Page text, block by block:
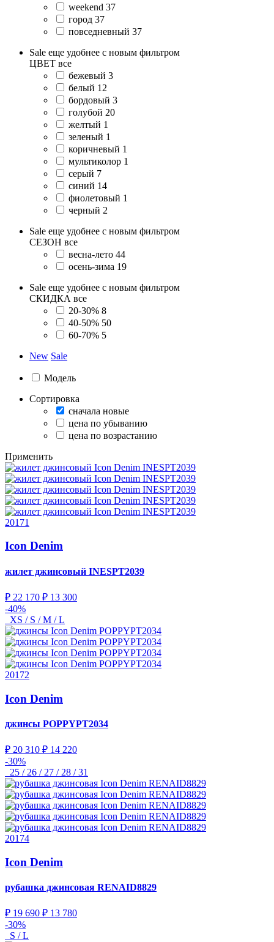
weekend 37
город 37
повседневный 37
Sale еще удобнее с новым фильтром
ЦВЕТ все
бежевый 3
белый 12
бордовый 3
голубой 20
желтый 1
зеленый 1
коричневый 1
мультиколор 1
серый 7
синий 14
фиолетовый 1
черный 2
Sale еще удобнее с новым фильтром
СЕЗОН все
весна-лето 44
осень-зима 19
Sale еще удобнее с новым фильтром
СКИДКА все
20-30% 8
40-50% 50
60-70% 5
New Sale
Модель
Сортировка
сначала новые
цена по убыванию
цена по возрастанию
Применить
20171
Icon Denim
жилет джинсовый INESPT2039
₽ 22 170 ₽ 13 300
-40%
XS / S / M / L
20172
Icon Denim
джинсы POPPYPT2034
₽ 20 310 ₽ 14 220
-30%
25 / 26 / 27 / 28 / 31
20174
Icon Denim
рубашка джинсовая RENAID8829
₽ 19 690 ₽ 13 780
-30%
S / L